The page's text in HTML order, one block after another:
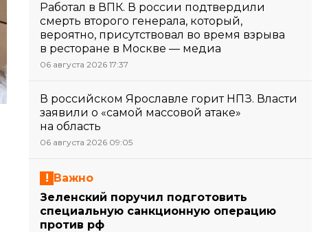
Работал в ВПК. В россии подтвердили
смерть второго генерала, который,
вероятно, присутствовал во время взрыва
в ресторане в Москве — медиа
06 августа 2026 17:37
В российском Ярославле горит НПЗ. Власти
заявили о «самой массовой атаке»
на область
06 августа 2026 09:05
Важно
Зеленский поручил подготовить
специальную санкционную операцию
против рф